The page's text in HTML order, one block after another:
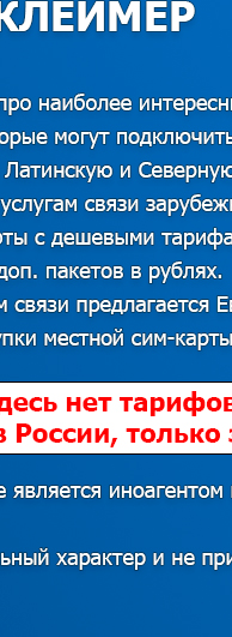
она явно
750 мб
за 20 евро на
(мы так,
потом сурово
нашему